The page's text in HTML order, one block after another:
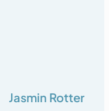
Jasmin Rotter